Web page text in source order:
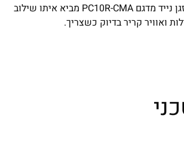
בשורה התחתונה, מזגן נייד מדגם PC10R-CMA מביא איתו שילוב
ואוויר קריר בדיוק כשצריך.